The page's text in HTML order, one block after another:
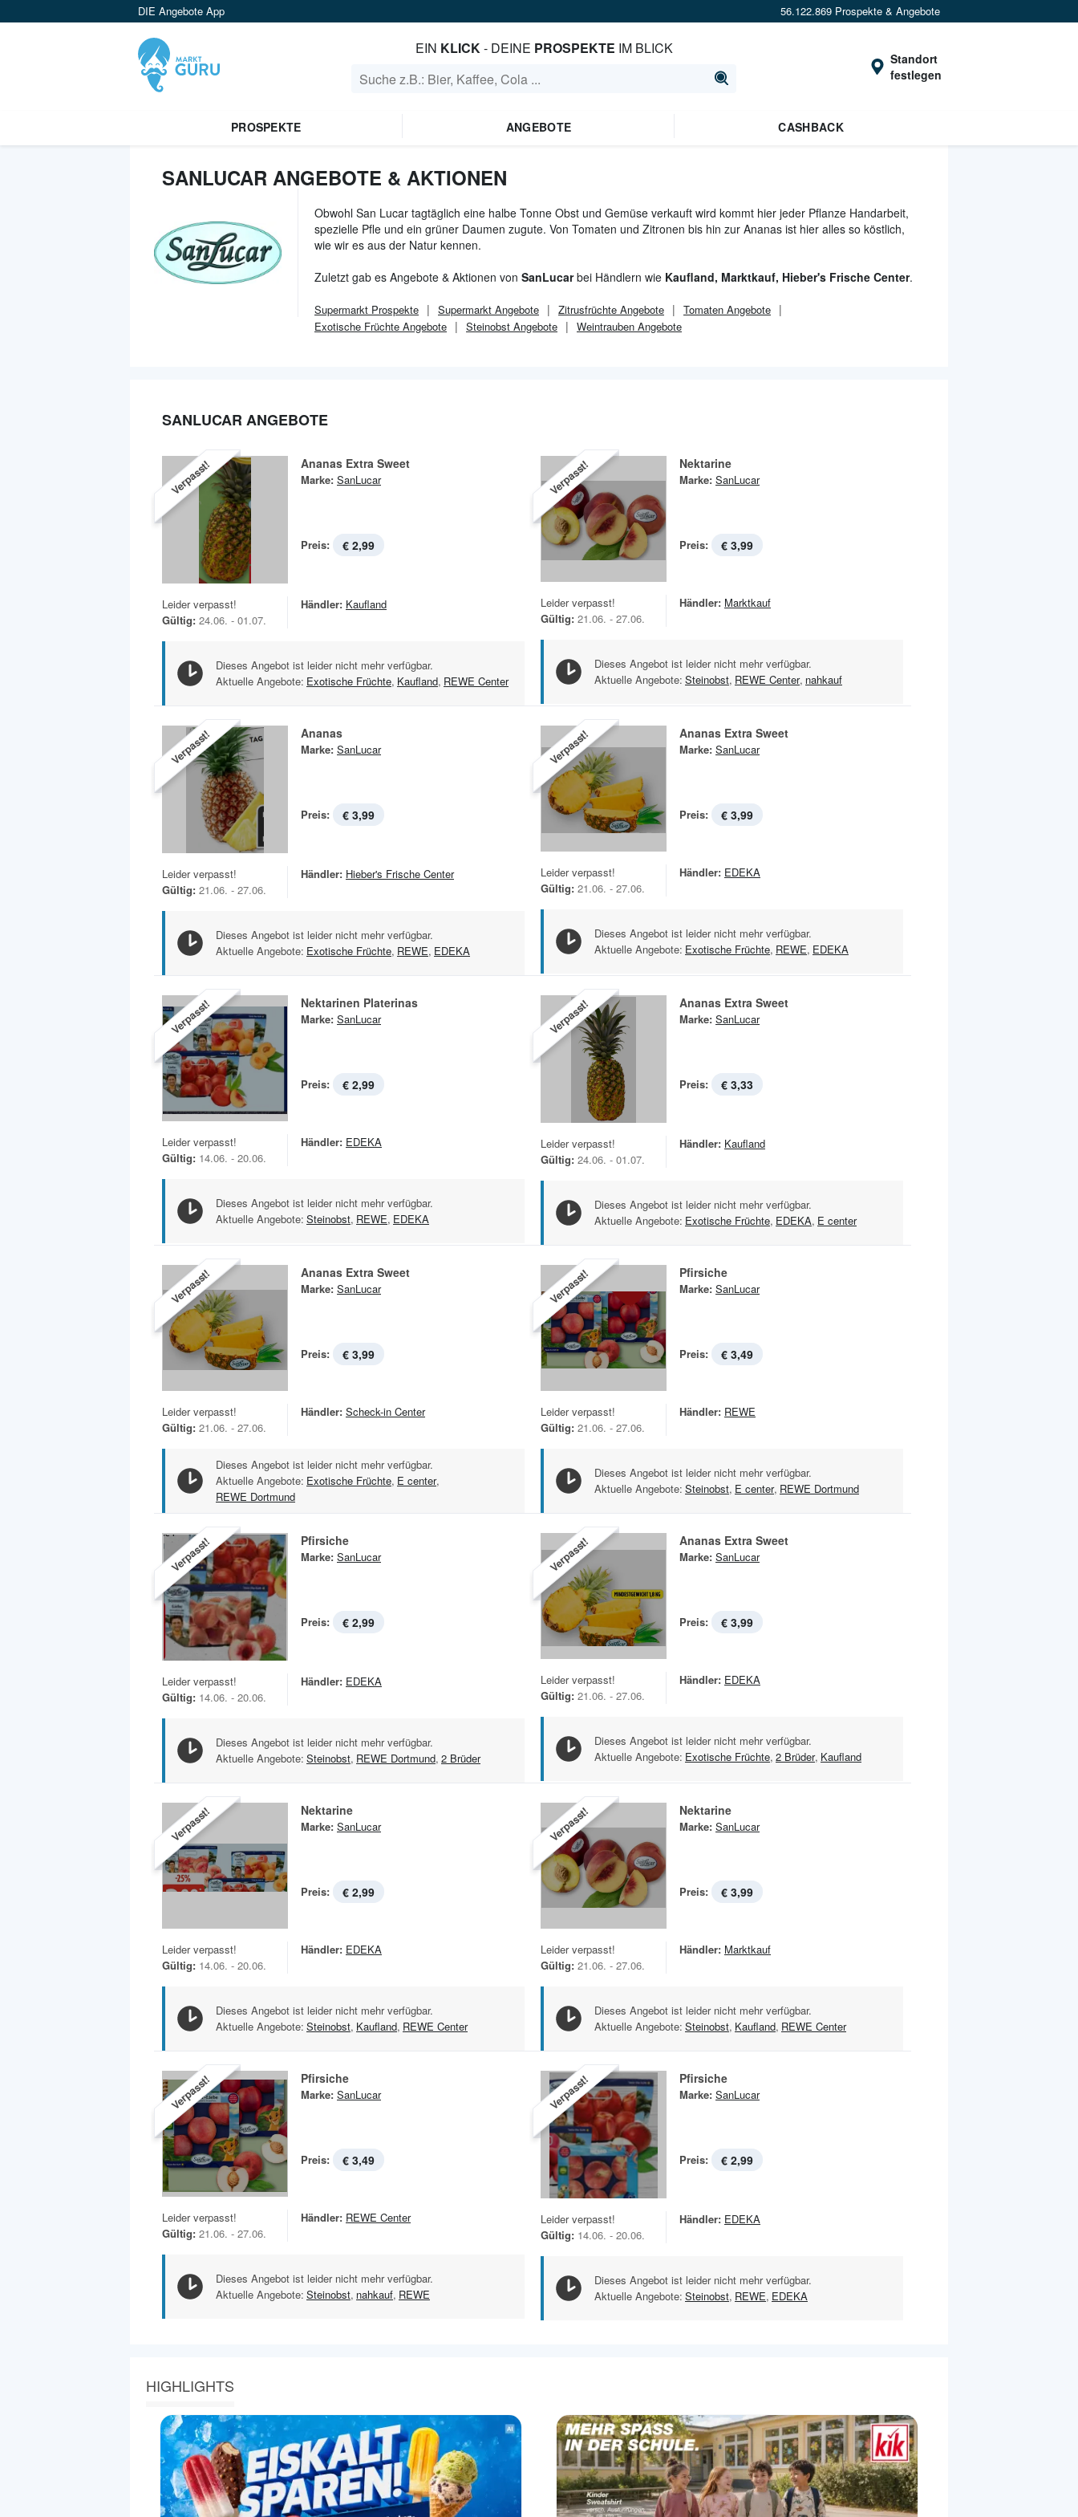
DIE Angebote App 56.122.869 Prospekte & Angebote
EIN KLICK- DEINE PROSPEKTE IM BLICK
Standort
festlegen
PROSPEKTE ANGEBOTE CASHBACK
SANLUCAR ANGEBOTE & AKTIONEN
Obwohl San Lucar tagtäglich eine halbe Tonne Obst und Gemüse verkauft wird kommt hier jeder Pflanze Handarbeit,
spezielle Pfle und ein grüner Daumen zugute. Von Tomaten und Zitronen bis hin zur Ananas ist hier alles so köstlich,
wie wir es aus der Natur kennen.
Zuletzt gab es Angebote & Aktionen von SanLucarbei Händlern wie Kaufland, Marktkauf, Hieber's Frische Center.
Supermarkt Prospekte Supermarkt Angebote Zitrusfrüchte Angebote
Tomaten Angebote
Exotische Früchte Angebote
Steinobst Angebote Weintrauben Angebote
SANLUCAR ANGEBOTE
Verpasst! Ananas Extra Sweet
Marke: SanLucar
Preis: € 2,99
Leider verpasst!
Gültig: 24.06. - 01.07.
Händler: Kaufland
Dieses Angebot ist leider nicht mehr verfügbar.
Aktuelle Angebote: Exotische Früchte, Kaufland, REWE Center
Verpasst! Nektarine
Marke: SanLucar
Preis: € 3,99
Leider verpasst!
Gültig: 21.06. - 27.06.
Händler: Marktkauf
Dieses Angebot ist leider nicht mehr verfügbar.
Aktuelle Angebote: Steinobst, REWE Center, nahkauf
Verpasst! Ananas
Marke: SanLucar
Preis: € 3,99
Leider verpasst!
Gültig: 21.06. - 27.06.
Händler: Hieber's Frische Center
Dieses Angebot ist leider nicht mehr verfügbar.
Aktuelle Angebote: Exotische Früchte, REWE, EDEKA
Verpasst! Ananas Extra Sweet
Marke: SanLucar
Preis: € 3,99
Leider verpasst!
Gültig: 21.06. - 27.06.
Händler: EDEKA
Dieses Angebot ist leider nicht mehr verfügbar.
Aktuelle Angebote: Exotische Früchte, REWE, EDEKA
Verpasst! Nektarinen Platerinas
Marke: SanLucar
Preis: € 2,99
Leider verpasst!
Gültig: 14.06. - 20.06.
Händler: EDEKA
Dieses Angebot ist leider nicht mehr verfügbar.
Aktuelle Angebote: Steinobst, REWE, EDEKA
Verpasst! Ananas Extra Sweet
Marke: SanLucar
Preis: € 3,33
Leider verpasst!
Gültig: 24.06. - 01.07.
Händler: Kaufland
Dieses Angebot ist leider nicht mehr verfügbar.
Aktuelle Angebote: Exotische Früchte, EDEKA, E center
Verpasst! Ananas Extra Sweet
Marke: SanLucar
Preis: € 3,99
Leider verpasst!
Gültig: 21.06. - 27.06.
Händler: Scheck-in Center
Dieses Angebot ist leider nicht mehr verfügbar.
Aktuelle Angebote: Exotische Früchte, E center,
REWE Dortmund
Verpasst! Pfirsiche
Marke: SanLucar
Preis: € 3,49
Leider verpasst!
Gültig: 21.06. - 27.06.
Händler: REWE
Dieses Angebot ist leider nicht mehr verfügbar.
Aktuelle Angebote: Steinobst, E center, REWE Dortmund
Verpasst! Pfirsiche
Marke: SanLucar
Preis: € 2,99
Leider verpasst!
Gültig: 14.06. - 20.06.
Händler: EDEKA
Dieses Angebot ist leider nicht mehr verfügbar.
Aktuelle Angebote: Steinobst, REWE Dortmund, 2 Brüder
Verpasst! Ananas Extra Sweet
Marke: SanLucar
Preis: € 3,99
Leider verpasst!
Gültig: 21.06. - 27.06.
Händler: EDEKA
Dieses Angebot ist leider nicht mehr verfügbar.
Aktuelle Angebote: Exotische Früchte, 2 Brüder, Kaufland
Verpasst! Nektarine
Marke: SanLucar
Preis: € 2,99
Leider verpasst!
Gültig: 14.06. - 20.06.
Händler: EDEKA
Dieses Angebot ist leider nicht mehr verfügbar.
Aktuelle Angebote: Steinobst, Kaufland, REWE Center
Verpasst! Nektarine
Marke: SanLucar
Preis: € 3,99
Leider verpasst!
Gültig: 21.06. - 27.06.
Händler: Marktkauf
Dieses Angebot ist leider nicht mehr verfügbar.
Aktuelle Angebote: Steinobst, Kaufland, REWE Center
Verpasst! Pfirsiche
Marke: SanLucar
Preis: € 3,49
Leider verpasst!
Gültig: 21.06. - 27.06.
Händler: REWE Center
Dieses Angebot ist leider nicht mehr verfügbar.
Aktuelle Angebote: Steinobst, nahkauf, REWE
Verpasst! Pfirsiche
Marke: SanLucar
Preis: € 2,99
Leider verpasst!
Gültig: 14.06. - 20.06.
Händler: EDEKA
Dieses Angebot ist leider nicht mehr verfügbar.
Aktuelle Angebote: Steinobst, REWE, EDEKA
HIGHLIGHTS